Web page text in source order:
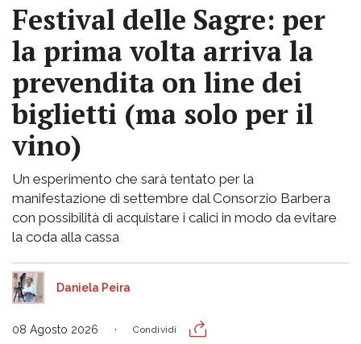
Festival delle Sagre: per
la prima volta arriva la
prevendita on line dei
biglietti (ma solo per il
vino)
Un esperimento che sarà tentato per la
manifestazione di settembre dal Consorzio Barbera
con possibilità di acquistare i calici in modo da evitare
la coda alla cassa
Daniela Peira
08 Agosto 2026 Condividi